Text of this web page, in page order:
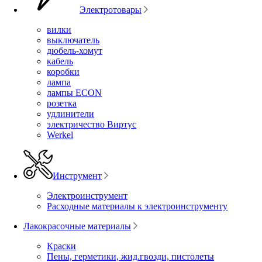
Электротовары
вилки
выключатель
дюбель-хомут
кабель
коробки
лампа
лампы ECON
розетка
удлинители
электричество Виртус
Werkel
Инструмент
Электроинструмент
Расходные материалы к электроинструменту
Лакокрасочные материалы
Краски
Пены, герметики, жид.гвозди, пистолеты